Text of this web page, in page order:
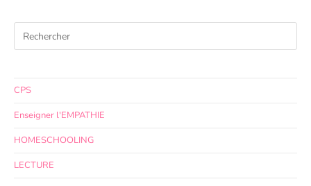
CPS
Enseigner l'EMPATHIE
HOMESCHOOLING
LECTURE